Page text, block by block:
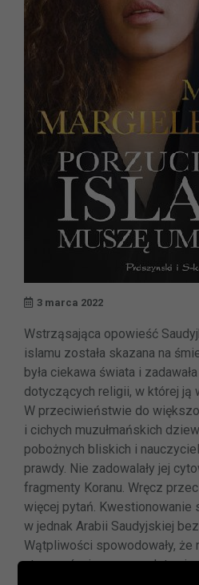
3 marca 2022
Wstrząsająca opowieść
islamu została skazana na
była ciekawa świata i
dotyczących religii, w której ją
W przeciwieństwie do
i cichych muzułmańskich
pobożnych bliskich i
prawdy. Nie zadowalały jej
fragmenty Koranu. Wręcz
więcej pytań. Kwestionowanie
w jednak Arabii Saudyjskiej
Wątpliwości spowodowały, że
utrzymać wiary w